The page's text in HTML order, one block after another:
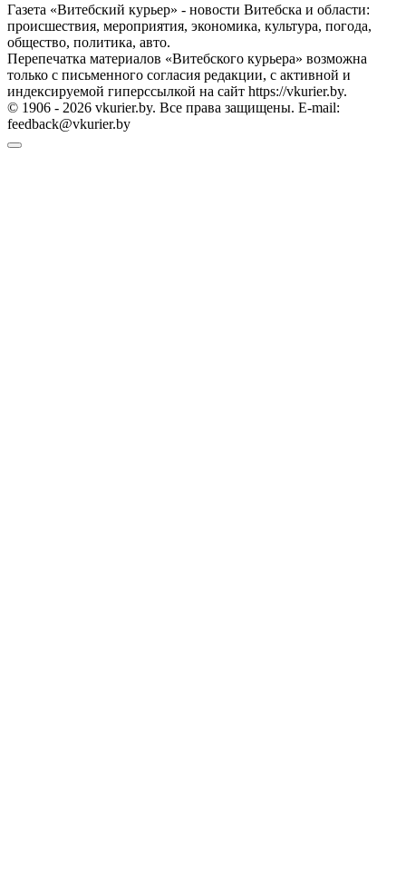
Газета «Витебский курьер» - новости Витебска и области:
происшествия, мероприятия, экономика, культура, погода,
общество, политика, авто.
Перепечатка материалов «Витебского курьера» возможна
только с письменного согласия редакции, с активной и
индексируемой гиперссылкой на сайт https://vkurier.by.
© 1906 - 2026 vkurier.by. Все права защищены. E-mail:
feedback@vkurier.by